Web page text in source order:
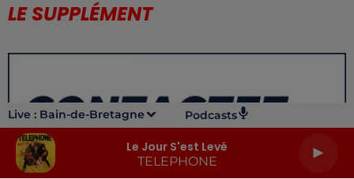
Live : Bain-de-Bretagne Podcasts
Le Jour S'est Levé
TELEPHONE
LE SUPPLÉMENT